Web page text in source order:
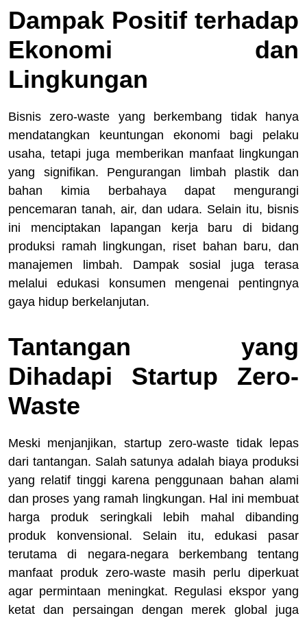
Dampak Positif terhadap
Ekonomi dan
Lingkungan
Bisnis zero-waste yang berkembang tidak hanya
mendatangkan keuntungan ekonomi bagi pelaku
usaha, tetapi juga memberikan manfaat lingkungan
yang signifikan. Pengurangan limbah plastik dan
bahan kimia berbahaya dapat mengurangi
pencemaran tanah, air, dan udara. Selain itu, bisnis
ini menciptakan lapangan kerja baru di bidang
produksi ramah lingkungan, riset bahan baru, dan
manajemen limbah. Dampak sosial juga terasa
melalui edukasi konsumen mengenai pentingnya
gaya hidup berkelanjutan.
Tantangan yang
Dihadapi Startup Zero-
Waste
Meski menjanjikan, startup zero-waste tidak lepas
dari tantangan. Salah satunya adalah biaya produksi
yang relatif tinggi karena penggunaan bahan alami
dan proses yang ramah lingkungan. Hal ini membuat
harga produk seringkali lebih mahal dibanding
produk konvensional. Selain itu, edukasi pasar
terutama di negara-negara berkembang tentang
manfaat produk zero-waste masih perlu diperkuat
agar permintaan meningkat. Regulasi ekspor yang
ketat dan persaingan dengan merek global juga